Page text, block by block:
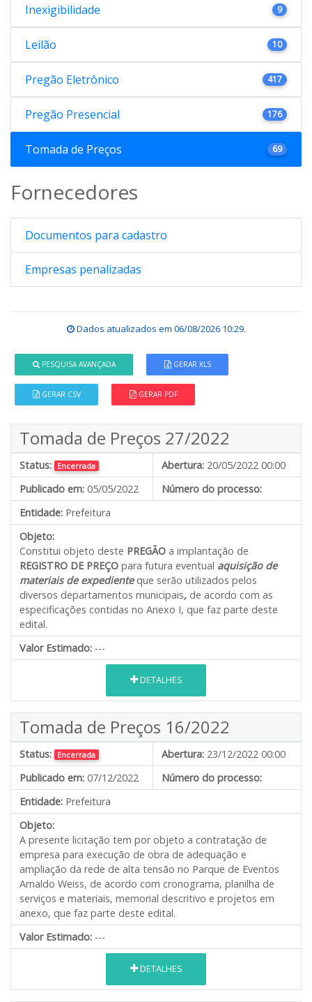
Inexigibilidade 9
Leilão 10
Pregão Eletrônico 417
Pregão Presencial 176
Tomada de Preços 69
Fornecedores
Documentos para cadastro
Empresas penalizadas
Dados atualizados em 06/08/2026 10:29.
PESQUISA AVANÇADA GERAR XLS
GERAR CSV GERAR PDF
Tomada de Preços 27/2022
Status: Encerrada Abertura: 20/05/2022 00:00
Publicado em: 05/05/2022
Número do processo:
Entidade: Prefeitura
Objeto:
Constitui objeto deste PREGÃO a implantação de
REGISTRO DE PREÇO para futura eventual aquisição de
materiais de expediente que serão utilizados pelos
diversos departamentos municipais, de acordo com as
especificações contidas no Anexo I, que faz parte deste
edital.
Valor Estimado: ---
DETALHES
Tomada de Preços 16/2022
Status: Encerrada Abertura: 23/12/2022 00:00
Publicado em: 07/12/2022
Número do processo:
Entidade: Prefeitura
Objeto:
A presente licitação tem por objeto a contratação de
empresa para execução de obra de adequação e
ampliação da rede de alta tensão no Parque de Eventos
Arnaldo Weiss, de acordo com cronograma, planilha de
serviços e materiais, memorial descritivo e projetos em
anexo, que faz parte deste edital.
Valor Estimado: ---
DETALHES